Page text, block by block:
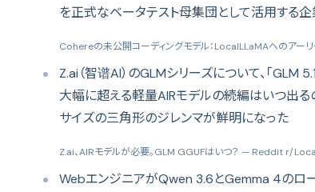
を正式なベータテスト母集団として活用する
Cohereの未公開コーディングモデル：LocalLLaMAへのアーリ
Z.ai（智谱AI）のGLMシリーズについて、「
大幅に超える軽量AIRモデルの続編はいつ出る
サイズの三角形のジレンマが鮮明になった
Z.ai、AIRモデルが必要。GLM GGUFはいつ？ — Reddit r/
WebエンジニアがQwen 3.6とGemma 4のロ